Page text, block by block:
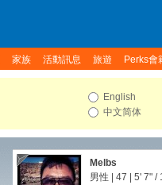
家族 活動訊息 旅遊 Perks會
English
中文简体
Melbs
男性 | 47 | 5' 7" /